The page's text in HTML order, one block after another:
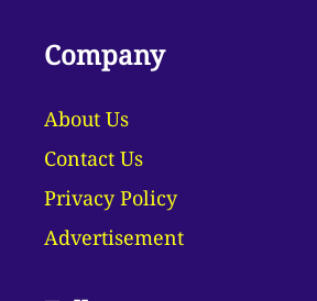
Company
About Us
Contact Us
Privacy Policy
Advertisement